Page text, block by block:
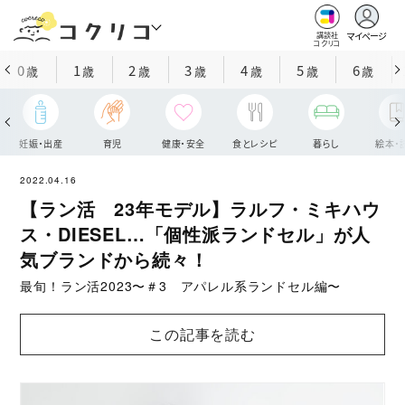
講談社
コクリコ
マイページ
0歳 1歳 2 歳 3歳 4歳 5歳 6歳
妊娠・出産 育児 健康・安全 食とレシピ 暮らし 絵本・
2022.04.16
【ラン活 23年モデル】ラルフ・ミキハウ
ス・DIESEL…「個性派ランドセル」が人
気ブランドから続々！
最旬！ラン活2023〜＃3 アパレル系ランドセル編〜
この記事を読む